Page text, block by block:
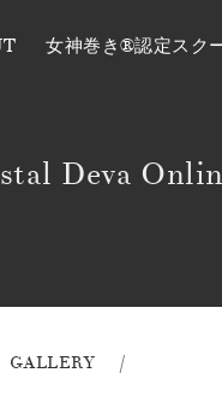
女神巻き®認定スク
Deva
GALLERY